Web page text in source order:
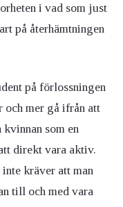
i vad som just
på återhämtningen
på förlossningen
mer gå ifrån att
som en
direkt vara aktiv.
kräver att man
till och med vara